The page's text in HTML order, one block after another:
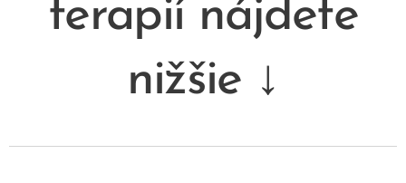
terapií nájdete
nižšie ↓